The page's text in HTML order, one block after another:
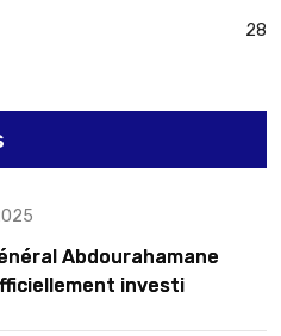
28
Abdourahamane
investi